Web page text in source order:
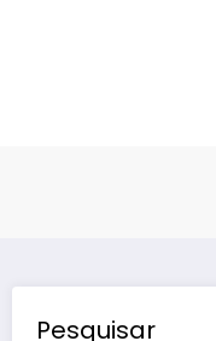
Pesquisar